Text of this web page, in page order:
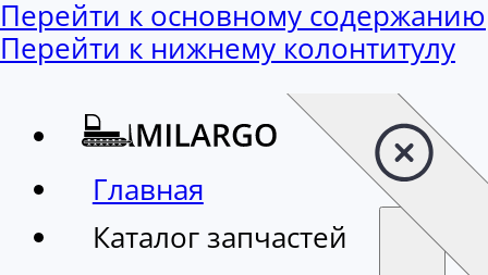
Перейти к основному содержанию
Перейти к нижнему колонтитулу
Главная
Каталог запчастей